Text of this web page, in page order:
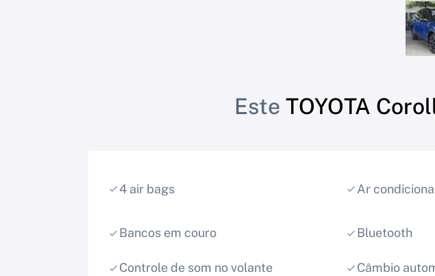
Este TOYOTA
4 air bags Ar
Bancos em couro Bluetooth
Controle de som no volante Câmbio